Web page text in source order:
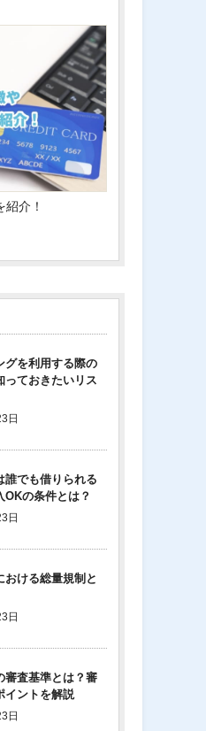
介！
グを利用する際の
っておきたいリス
日
誰でも借りられる
OKの条件とは？
日
おける総量規制と
日
審査基準とは？審
イントを解説
日